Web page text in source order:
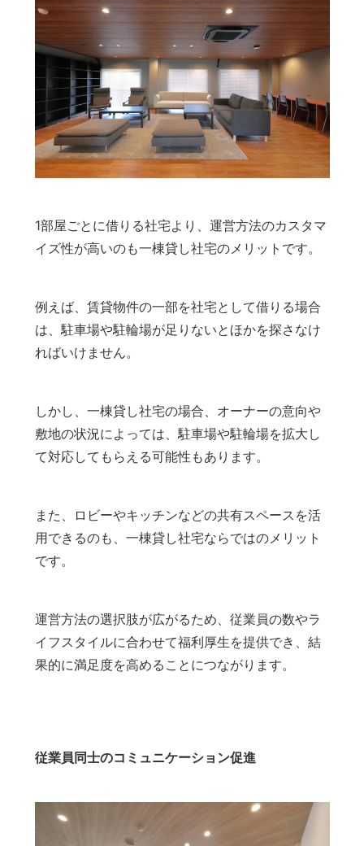
1部屋ごとに借りる社宅より、運営方法のカスタマ
イズ性が高いのも一棟貸し社宅のメリットです。
例えば、賃貸物件の一部を社宅として借りる場合
は、駐車場や駐輪場が足りないとほかを探さなけ
ればいけません。
しかし、一棟貸し社宅の場合、オーナーの意向や
敷地の状況によっては、駐車場や駐輪場を拡大し
て対応してもらえる可能性もあります。
また、ロビーやキッチンなどの共有スペースを活
用できるのも、一棟貸し社宅ならではのメリット
です。
運営方法の選択肢が広がるため、従業員の数やラ
イフスタイルに合わせて福利厚生を提供でき、結
果的に満足度を高めることにつながります。
従業員同士のコミュニケーション促進